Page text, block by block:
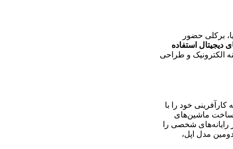
برکلی حضور
دیجیتال استفاده
الکترونیک و طراحی
کارآفرینی خود را با
ساخت ماشین‌های
شخصی را
مدل اپل،